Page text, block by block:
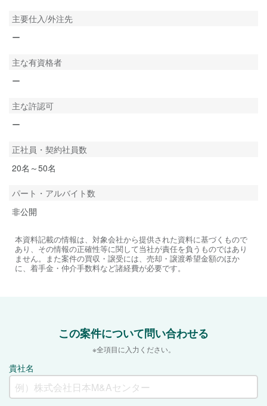
主要仕入/外注先
ー
主な有資格者
ー
主な許認可
ー
正社員・契約社員数
20名～50名
パート・アルバイト数
非公開
本資料記載の情報は、対象会社から提供された資料に基づくもので
あり、その情報の正確性等に関して当社が責任を負うものではあり
ません。また案件の買収・譲受には、売却・譲渡希望金額のほか
に、着手金・仲介手数料など諸経費が必要です。